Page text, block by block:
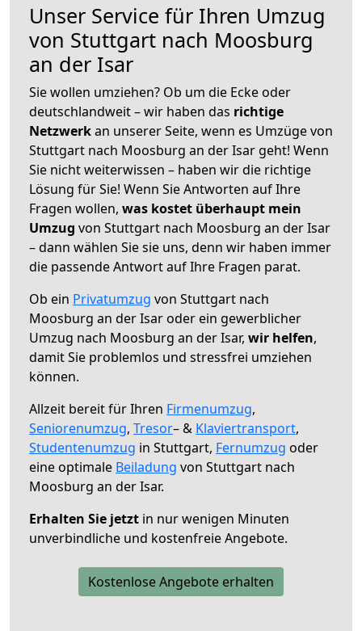
Unser Service für Ihren Umzug
von Stuttgart nach Moosburg
an der Isar
Sie wollen umziehen? Ob um die Ecke oder
deutschlandweit – wir haben das richtige
Netzwerkan unserer Seite, wenn es Umzüge von
Stuttgart nach Moosburg an der Isar geht! Wenn
Sie nicht weiterwissen – haben wir die richtige
Lösung für Sie! Wenn Sie Antworten auf Ihre
Fragen wollen, was kostet überhaupt mein
Umzug von Stuttgart nach Moosburg an der Isar
– dann wählen Sie sie uns, denn wir haben immer
die passende Antwort auf Ihre Fragen parat.
Ob ein Privatumzug von Stuttgart nach
Moosburg an der Isar oder ein gewerblicher
Umzug nach Moosburg an der Isar, wir helfen,
damit Sie problemlos und stressfrei umziehen
können.
Allzeit bereit für Ihren Firmenumzug,
Seniorenumzug, Tresor– & Klaviertransport,
Studentenumzug in Stuttgart, Fernumzug oder
eine optimale Beiladung von Stuttgart nach
Moosburg an der Isar.
Erhalten Sie jetzt in nur wenigen Minuten
unverbindliche und kostenfreie Angebote.
Kostenlose Angebote erhalten